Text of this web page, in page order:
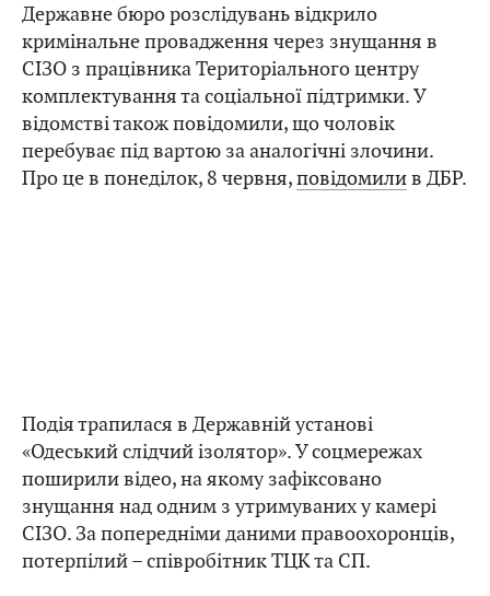
Державне бюро розслідувань відкрило
кримінальне провадження через знущання в
СІЗО з працівника Територіального центру
комплектування та соціальної підтримки. У
відомстві також повідомили, що чоловік
перебуває під вартою за аналогічні злочини.
Про це в понеділок, 8 червня,повідомилив ДБР.
Подія трапилася в Державній установі
«Одеський слідчий ізолятор». У соцмережах
поширили відео, на якому зафіксовано
знущання над одним з утримуваних у камері
СІЗО. За попередніми даними правоохоронців,
потерпілий – співробітник ТЦК та СП.